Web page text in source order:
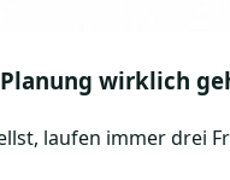
wirklich
laufen immer drei